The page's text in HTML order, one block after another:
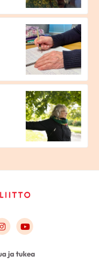
twitter
Link to instagram
Link to youtube
ja tukea